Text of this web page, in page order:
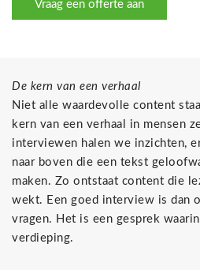
Vraag een offerte aan
De kern van een verhaal
Niet alle waardevolle content
kern van een verhaal in mensen
interviewen halen we inzichten,
naar boven die een tekst
maken. Zo ontstaat content die
wekt. Een goed interview is dan
vragen. Het is een gesprek
verdieping.